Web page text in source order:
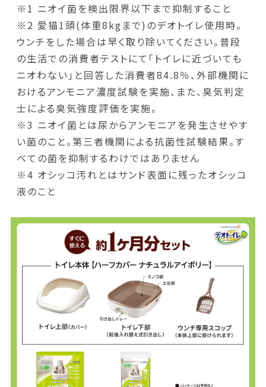
※1 ニオイ菌を検出限界以下まで抑制すること
※2 愛猫1頭(体重8kgまで)のデオトイレ使用時。
ウンチをした場合は早く取り除いてください。普段
の生活での消費者テストにて「トイレに近づいても
ニオわない」と回答した消費者84.8％、外部機関に
おけるアンモニア濃度試験を実施、また、臭気判定
士による臭気強度評価を実施。
※3 ニオイ菌とは尿からアンモニアを発生させやす
い菌のこと。第三者機関による抗菌性試験結果。す
べての菌を抑制するわけではありません
※4 オシッコ汚れとはサンド表面に残ったオシッコ
液のこと